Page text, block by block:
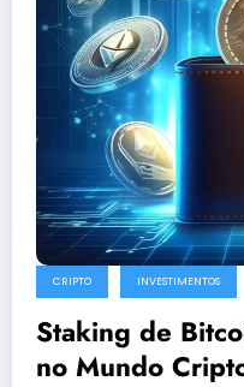
CRIPTO INVESTIMENTOS
Staking de
no Mundo